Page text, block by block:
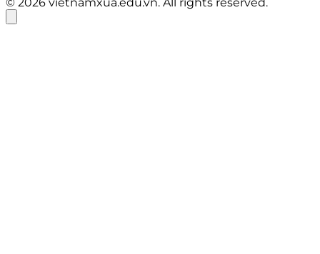
© 2026 vietnamxua.edu.vn. All rights reserved.